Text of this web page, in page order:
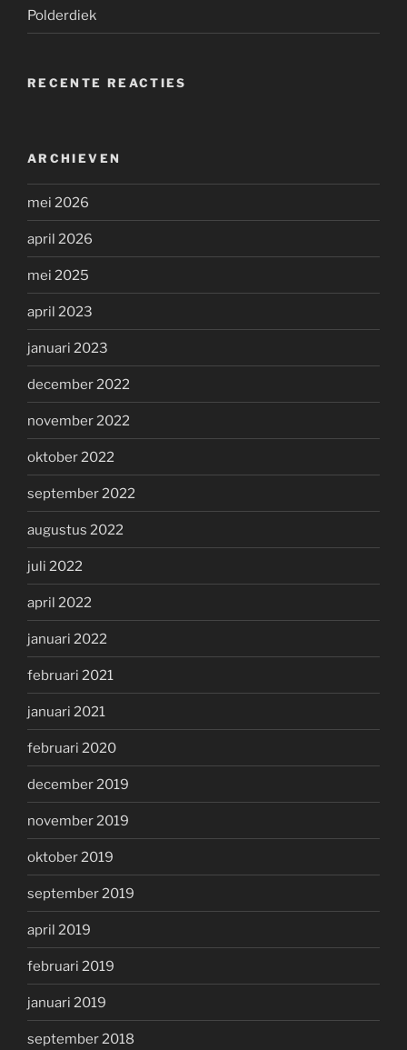
Polderdiek
RECENTE REACTIES
ARCHIEVEN
mei 2026
april 2026
mei 2025
april 2023
januari 2023
december 2022
november 2022
oktober 2022
september 2022
augustus 2022
juli 2022
april 2022
januari 2022
februari 2021
januari 2021
februari 2020
december 2019
november 2019
oktober 2019
september 2019
april 2019
februari 2019
januari 2019
september 2018